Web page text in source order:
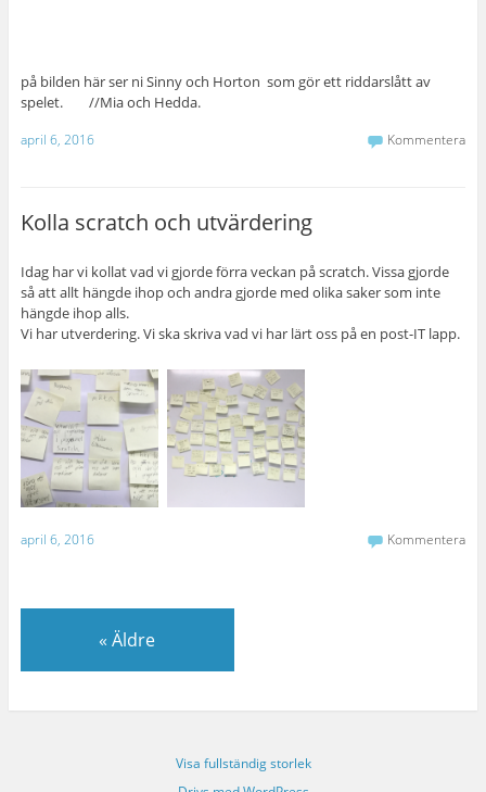
på bilden här ser ni Sinny och Horton som gör ett riddarslått av
spelet. //Mia och Hedda.
april 6, 2016 Kommentera
Kolla scratch och utvärdering
Idag har vi kollat vad vi gjorde förra veckan på scratch. Vissa gjorde
så att allt hängde ihop och andra gjorde med olika saker som inte
hängde ihop alls.
Vi har utverdering. Vi ska skriva vad vi har lärt oss på en post-IT lapp.
april 6, 2016 Kommentera
« Äldre
Visa fullständig storlek